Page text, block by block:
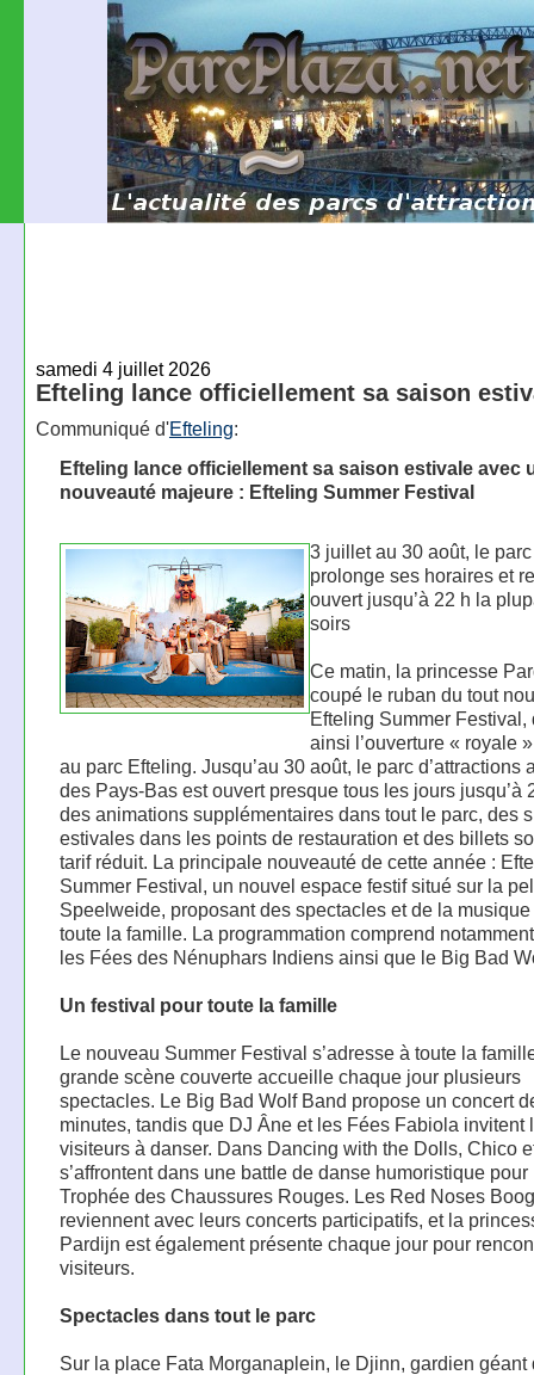
samedi 4 juillet 2026
Efteling lance officiellement sa saison
Communiqué d'Efteling:
Efteling lance officiellement sa saison estivale avec
nouveauté majeure : Efteling Summer Festival
3 juillet au 30 août, le
prolonge ses horaires et
ouvert jusqu’à 22 h la
soirs
Ce matin, la princesse
coupé le ruban du tout
Efteling Summer Festival,
ainsi l’ouverture « royale
au parc Efteling. Jusqu’au 30 août, le parc d’attractions
des Pays-Bas est ouvert presque tous les jours jusqu’à
des animations supplémentaires dans tout le parc, des
estivales dans les points de restauration et des billets
tarif réduit. La principale nouveauté de cette année :
Summer Festival, un nouvel espace festif situé sur la
Speelweide, proposant des spectacles et de la
toute la famille. La programmation comprend
les Fées des Nénuphars Indiens ainsi que le Big Bad
Un festival pour toute la famille
Le nouveau Summer Festival s’adresse à toute la
grande scène couverte accueille chaque jour plusieurs
spectacles. Le Big Bad Wolf Band propose un concert
minutes, tandis que DJ Âne et les Fées Fabiola invitent
visiteurs à danser. Dans Dancing with the Dolls, Chico
s’affrontent dans une battle de danse humoristique pour
Trophée des Chaussures Rouges. Les Red Noses
reviennent avec leurs concerts participatifs, et la
Pardijn est également présente chaque jour pour
visiteurs.
Spectacles dans tout le parc
Sur la place Fata Morganaplein, le Djinn, gardien géant